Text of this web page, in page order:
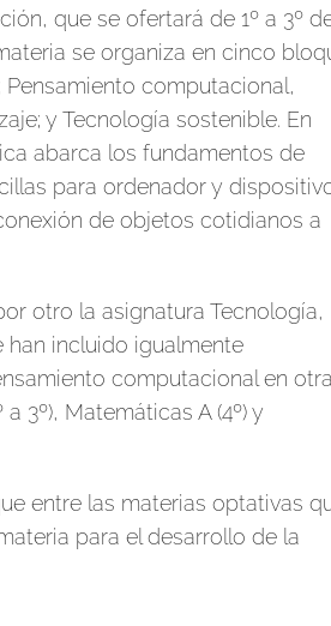
que se ofertará de 1º a 3º
se organiza en cinco
computacional,
y Tecnología sostenible. En
abarca los fundamentos de
para ordenador y
de objetos cotidianos a
otro la asignatura Tecnología,
han incluido igualmente
computacional en
3º), Matemáticas A (4º) y
entre las materias optativas
para el desarrollo de la